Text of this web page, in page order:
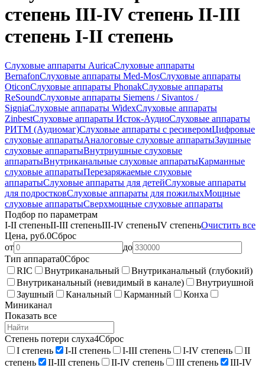
степень III-IV степень II-III
степень I-II степень
Слуховые аппараты AuricaСлуховые аппараты
BernafonСлуховые аппараты Med-MosСлуховые аппараты
OticonСлуховые аппараты PhonakСлуховые аппараты
ReSoundСлуховые аппараты Siemens / Sivantos /
SigniaСлуховые аппараты WidexСлуховые аппараты
ZinbestСлуховые аппараты Исток-АудиоСлуховые аппараты
РИТМ (Аудиомаг)Слуховые аппараты с ресиверомЦифровые
слуховые аппаратыАналоговые слуховые аппаратыЗаушные
слуховые аппаратыВнутриушные слуховые
аппаратыВнутриканальные слуховые аппаратыКарманные
слуховые аппаратыПерезаряжаемые слуховые
аппаратыСлуховые аппараты для детейСлуховые аппараты
для подростковСлуховые аппараты для пожилыхМощные
слуховые аппаратыСверхмощные слуховые аппараты
Подбор по параметрам
I-II степеньII-III степеньIII-IV степеньIV степеньОчистить все
Цена, руб.0Сброс
от
до
Тип аппарата0Сброс
RIC
Внутриканальный
Внутриканальный (глубокий)
Внутриканальный (невидимый в канале)
Внутриушной
Заушный
Канальный Карманный
Конха
Миниканал
Показать все
Степень потери слуха4Сброс
I степень
I-II степень I-III степень I-IV степень
II
степень
II-III степень II-IV степень III степень
III-IV